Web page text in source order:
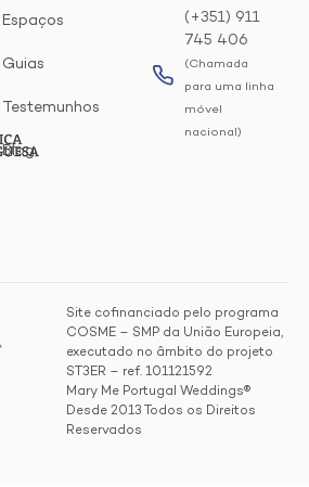
Espaços
Guias
Testemunhos
Blog
(+351) 911
745 406
(Chamada
para uma linha
móvel
nacional)
Site cofinanciado pelo programa
COSME – SMP da União Europeia,
executado no âmbito do projeto
ST3ER – ref. 101121592
Mary Me Portugal Weddings®
Desde 2013 Todos os Direitos
Reservados